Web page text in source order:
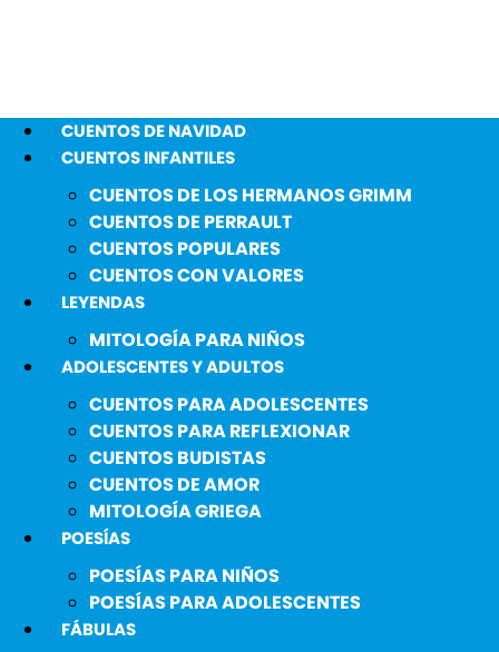
CUENTOS DE NAVIDAD
CUENTOS INFANTILES
CUENTOS DE LOS HERMANOS GRIMM
CUENTOS DE PERRAULT
CUENTOS POPULARES
CUENTOS CON VALORES
LEYENDAS
MITOLOGÍA PARA NIÑOS
ADOLESCENTES Y ADULTOS
CUENTOS PARA ADOLESCENTES
CUENTOS PARA REFLEXIONAR
CUENTOS BUDISTAS
CUENTOS DE AMOR
MITOLOGÍA GRIEGA
POESÍAS
POESÍAS PARA NIÑOS
POESÍAS PARA ADOLESCENTES
FÁBULAS